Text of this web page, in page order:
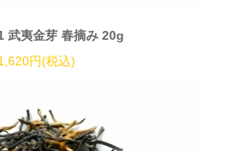
武夷金芽 春摘み 20g
円(税込)